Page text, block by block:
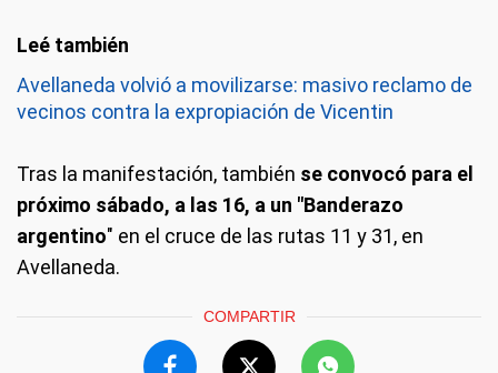
Avellaneda volvió a movilizarse: masivo reclamo de
vecinos contra la expropiación de Vicentin
Tras la manifestación, también se convocó para el
próximo sábado, a las 16, a un "Banderazo
argentino" en el cruce de las rutas 11 y 31, en
Avellaneda.
COMPARTIR